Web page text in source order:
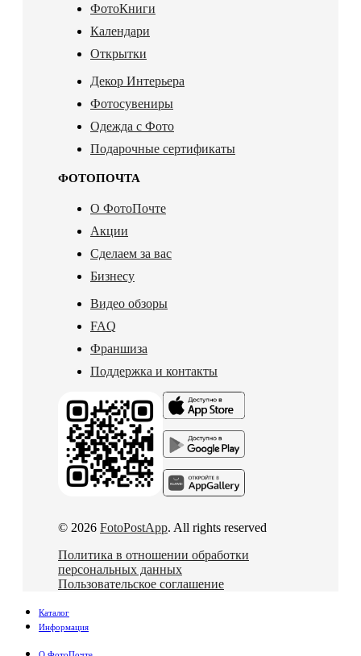
ФотоКниги
Календари
Открытки
Декор Интерьера
Фотосувениры
Одежда с Фото
Подарочные сертификаты
ФОТОПОЧТА
О ФотоПочте
Акции
Сделаем за вас
Бизнесу
Видео обзоры
FAQ
Франшиза
Поддержка и контакты
© 2026 FotoPostApp. All rights reserved
Политика в отношении обработки
персональных данных
Пользовательское соглашение
Каталог
Информация